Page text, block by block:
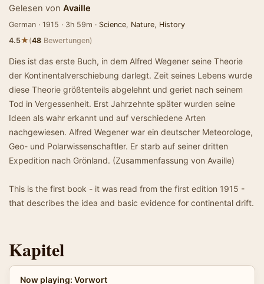
Gelesen von Availle
German · 1915 · 3h 59m · Science, Nature, History
4.5★(48 Bewertungen)
Dies ist das erste Buch, in dem Alfred Wegener seine Theorie
der Kontinentalverschiebung darlegt. Zeit seines Lebens wurde
diese Theorie größtenteils abgelehnt und geriet nach seinem
Tod in Vergessenheit. Erst Jahrzehnte später wurden seine
Ideen als wahr erkannt und auf verschiedene Arten
nachgewiesen. Alfred Wegener war ein deutscher Meteorologe,
Geo- und Polarwissenschaftler. Er starb auf seiner dritten
Expedition nach Grönland. (Zusammenfassung von Availle)
This is the first book - it was read from the first edition 1915 -
that describes the idea and basic evidence for continental drift.
Kapitel
Now playing: Vorwort